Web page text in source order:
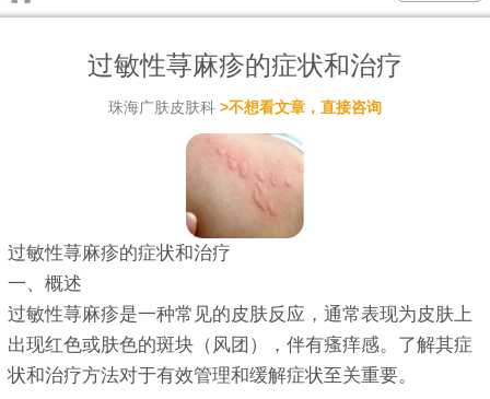
过敏性荨麻疹的症状和治疗
珠海广肤皮肤科 >不想看文章，直接咨询
过敏性荨麻疹的症状和治疗
一、概述
过敏性荨麻疹是一种常见的皮肤反应，通常表现为皮肤上
出现红色或肤色的斑块（风团），伴有瘙痒感。了解其症
状和治疗方法对于有效管理和缓解症状至关重要。